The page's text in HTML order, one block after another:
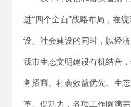
进“四个全面”战略布局，在
设、社会建设的同时，以经
我市生态文明建设有机结合
务招商、社会效益优先、生
革、促活力，各项工作圆满完